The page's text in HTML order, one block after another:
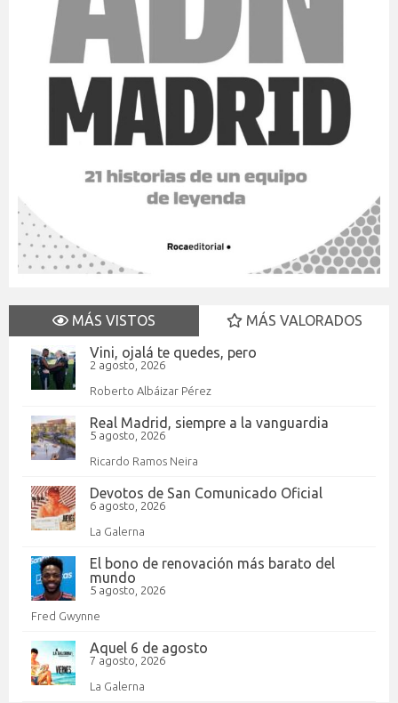
MÁS VISTOS
MÁS VALORADOS
Vini, ojalá te quedes, pero
2 agosto, 2026
Roberto Albáizar Pérez
Real Madrid, siempre a la vanguardia
5 agosto, 2026
Ricardo Ramos Neira
Devotos de San Comunicado Oficial
6 agosto, 2026
La Galerna
El bono de renovación más barato del
mundo
5 agosto, 2026
Fred Gwynne
Aquel 6 de agosto
7 agosto, 2026
La Galerna